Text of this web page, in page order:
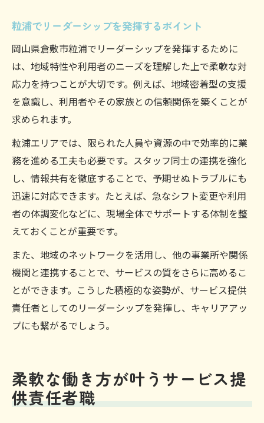
粒浦でリーダーシップを発揮するポイント
岡山県倉敷市粒浦でリーダーシップを発揮するために
は、地域特性や利用者のニーズを理解した上で柔軟な対
応力を持つことが大切です。例えば、地域密着型の支援
を意識し、利用者やその家族との信頼関係を築くことが
求められます。
粒浦エリアでは、限られた人員や資源の中で効率的に業
務を進める工夫も必要です。スタッフ同士の連携を強化
し、情報共有を徹底することで、予期せぬトラブルにも
迅速に対応できます。たとえば、急なシフト変更や利用
者の体調変化などに、現場全体でサポートする体制を整
えておくことが重要です。
また、地域のネットワークを活用し、他の事業所や関係
機関と連携することで、サービスの質をさらに高めるこ
とができます。こうした積極的な姿勢が、サービス提供
責任者としてのリーダーシップを発揮し、キャリアアッ
プにも繋がるでしょう。
柔軟な働き方が叶うサービス提
供責任者職